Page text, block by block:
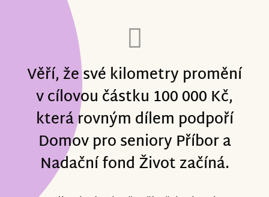
Věří, že své kilometry promění
v cílovou částku 100 000 Kč,
která rovným dílem podpoří
Domov pro seniory Příbor a
Nadační fond Život začíná.